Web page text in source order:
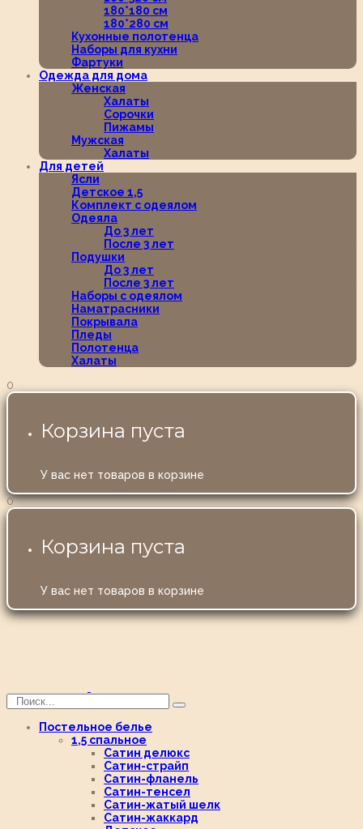
180*180 см
180*280 см
Кухонные полотенца
Наборы для кухни
Фартуки
Одежда для дома
Женская
Халаты
Сорочки
Пижамы
Мужская
Халаты
Для детей
Ясли
Детское 1,5
Комплект с одеялом
Одеяла
До 3 лет
После 3 лет
Подушки
До 3 лет
После 3 лет
Наборы с одеялом
Наматрасники
Покрывала
Пледы
Полотенца
Халаты
0
Корзина пуста
У вас нет товаров в корзине
0
Корзина пуста
У вас нет товаров в корзине
Постельное белье
1,5 спальное
Сатин делюкс
Сатин-страйп
Сатин-фланель
Сатин-тенсел
Сатин-жатый шелк
Сатин-жаккард